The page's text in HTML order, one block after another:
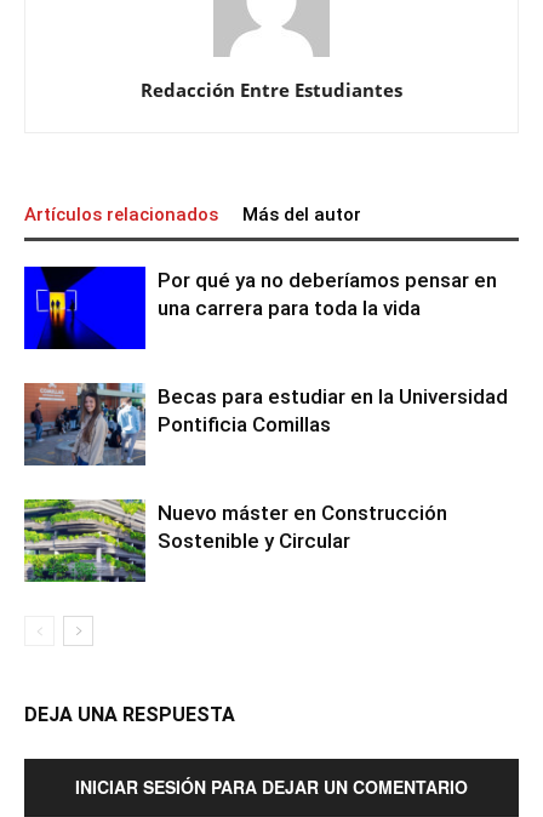
Redacción Entre Estudiantes
Artículos relacionados Más del autor
Por qué ya no deberíamos pensar en
una carrera para toda la vida
Becas para estudiar en la Universidad
Pontificia Comillas
Nuevo máster en Construcción
Sostenible y Circular
DEJA UNA RESPUESTA
INICIAR SESIÓN PARA DEJAR UN COMENTARIO